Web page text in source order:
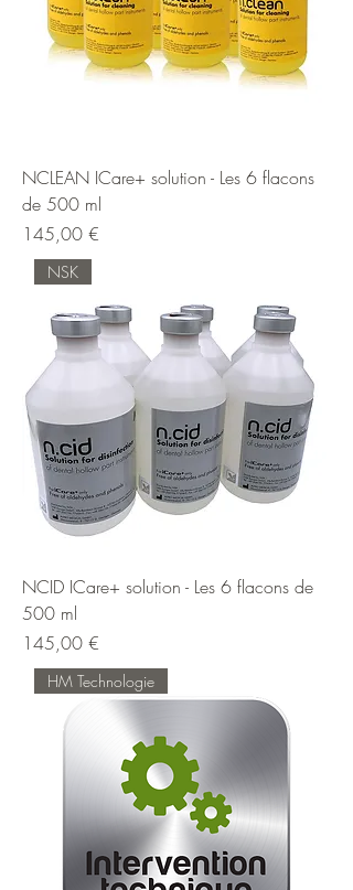
NCLEAN ICare+ solution - Les 6 flacons
de 500 ml
Prix
145,00 €
NSK
NCID ICare+ solution - Les 6 flacons de
500 ml
Prix
145,00 €
HM Technologie